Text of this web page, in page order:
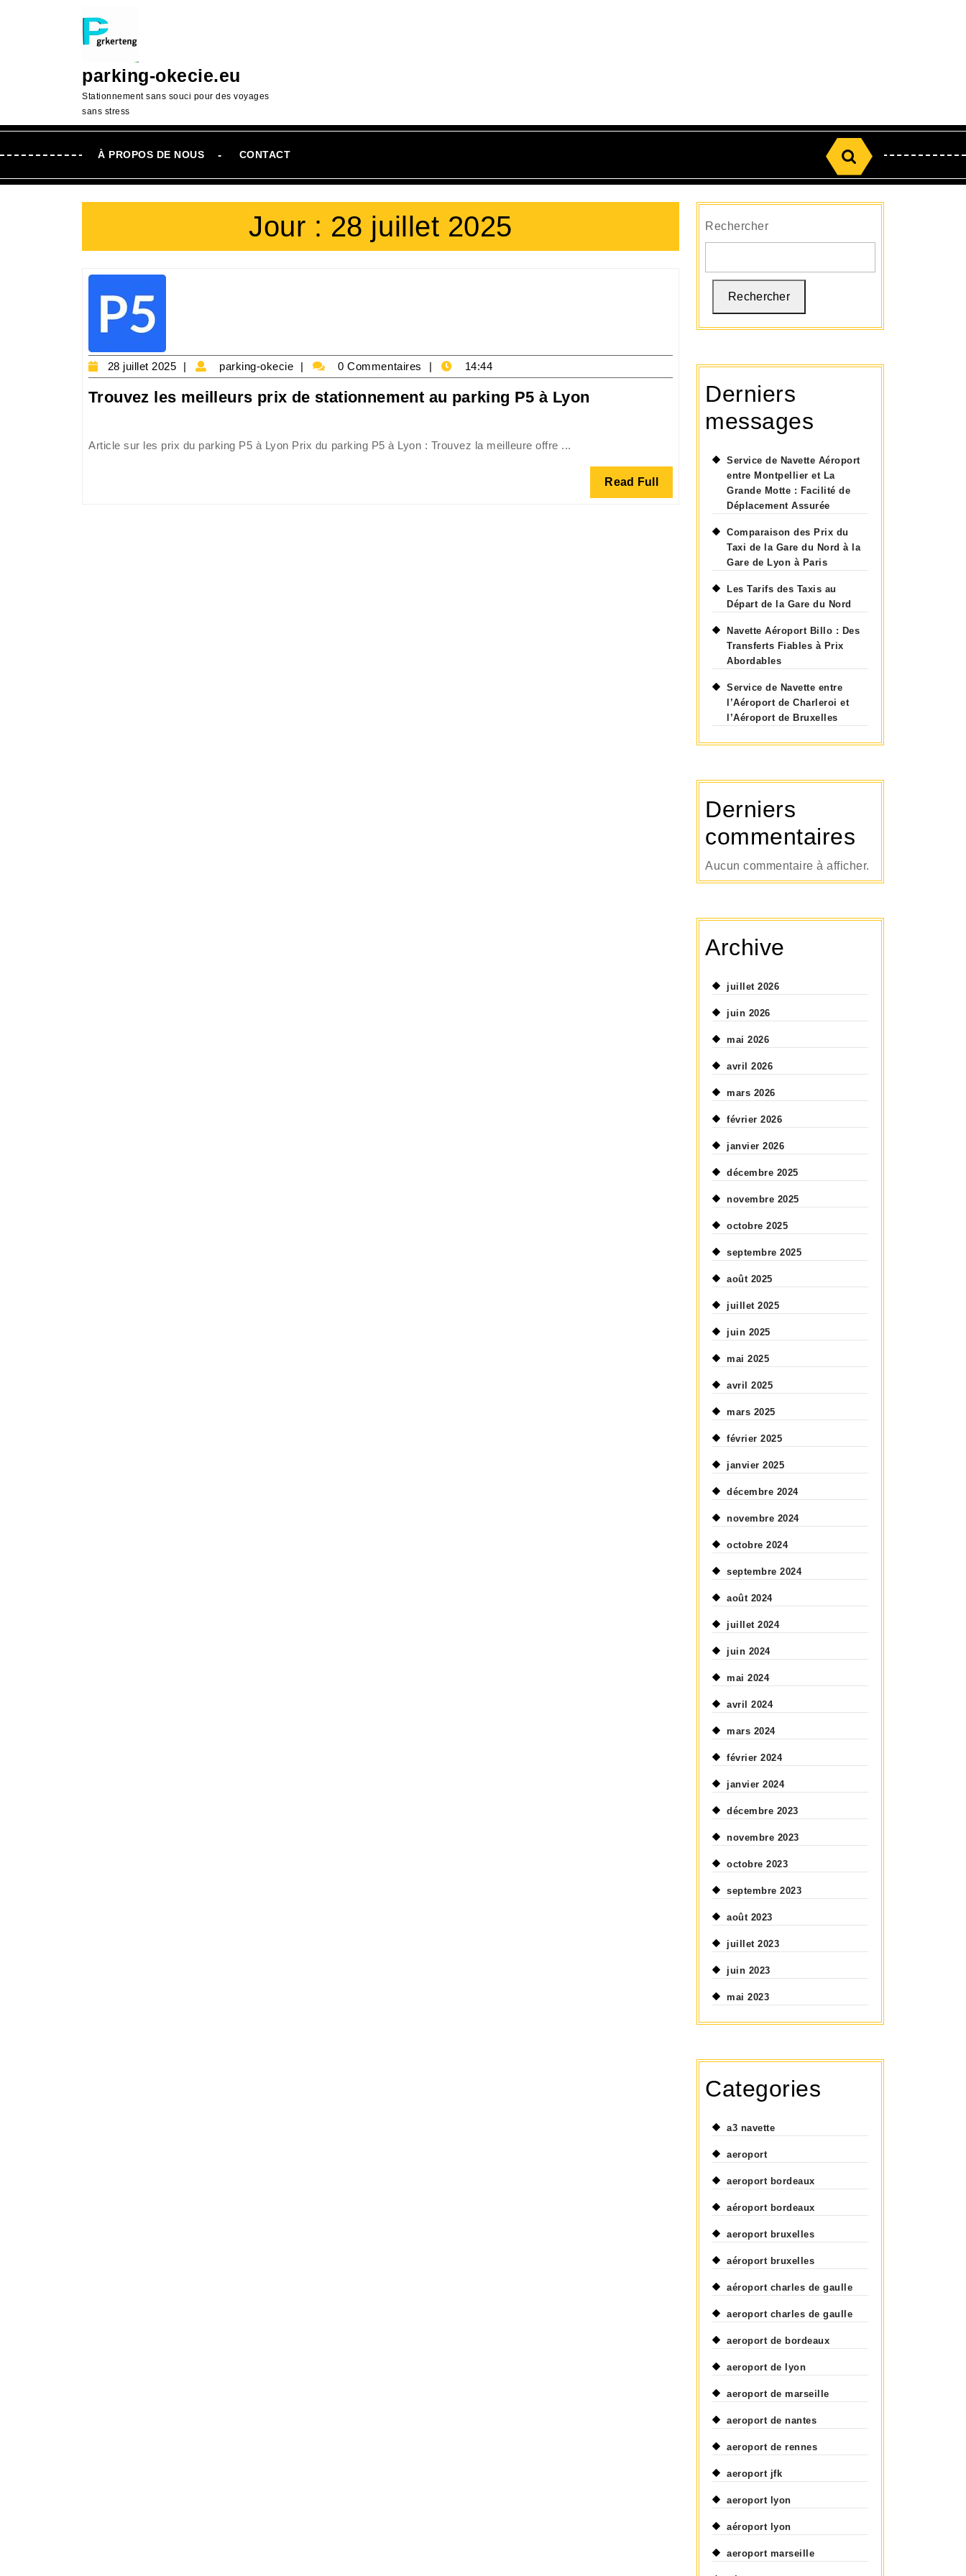
parking-okecie.eu
Stationnement sans souci pour des voyages
sans stress
À PROPOS DE NOUS CONTACT
Search
for:
Jour : 28 juillet 2025
28 juillet 2025
28
juillet
2025
parking-okecie
parking-
okecie
0 Commentaires 14:44
Trouvez les meilleurs prix de stationnement au parking P5 à Lyon
de
stationnement
Article sur les prix du parking P5 à Lyon Prix du parking P5 à Lyon : Trouvez la meilleure offre ...
Read Full Read
Full
Rechercher
Rechercher
Derniers
messages
Service de Navette Aéroport
entre Montpellier et La
Grande Motte : Facilité de
Déplacement Assurée
Comparaison des Prix du
Taxi de la Gare du Nord à la
Gare de Lyon à Paris
Les Tarifs des Taxis au
Départ de la Gare du Nord
Navette Aéroport Billo : Des
Transferts Fiables à Prix
Abordables
Service de Navette entre
l’Aéroport de Charleroi et
l’Aéroport de Bruxelles
Derniers
commentaires
Aucun commentaire à afficher.
Archive
juillet 2026
juin 2026
mai 2026
avril 2026
mars 2026
février 2026
janvier 2026
décembre 2025
novembre 2025
octobre 2025
septembre 2025
août 2025
juillet 2025
juin 2025
mai 2025
avril 2025
mars 2025
février 2025
janvier 2025
décembre 2024
novembre 2024
octobre 2024
septembre 2024
août 2024
juillet 2024
juin 2024
mai 2024
avril 2024
mars 2024
février 2024
janvier 2024
décembre 2023
novembre 2023
octobre 2023
septembre 2023
août 2023
juillet 2023
juin 2023
mai 2023
Categories
a3 navette
aeroport
aeroport bordeaux
aéroport bordeaux
aeroport bruxelles
aéroport bruxelles
aéroport charles de gaulle
aeroport charles de gaulle
aeroport de bordeaux
aeroport de lyon
aeroport de marseille
aeroport de nantes
aeroport de rennes
aeroport jfk
aeroport lyon
aéroport lyon
aeroport marseille